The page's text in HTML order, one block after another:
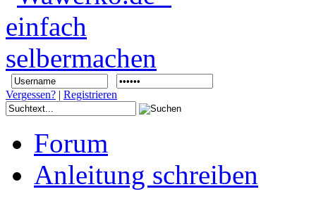
Vergessen? | Registrieren
Forum
Anleitung schreiben